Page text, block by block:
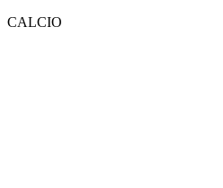
CALCIO